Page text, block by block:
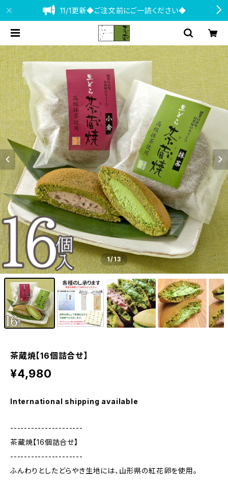
11/1更新◆ご注文前にご一読ください◆
1/13
茶蔵焼【16個詰合せ】
¥4,980
International shipping available
---------------------
茶蔵焼【16個詰合せ】
---------------------
ふんわりとしたどらやき生地には、山形県の紅花卵を使用。